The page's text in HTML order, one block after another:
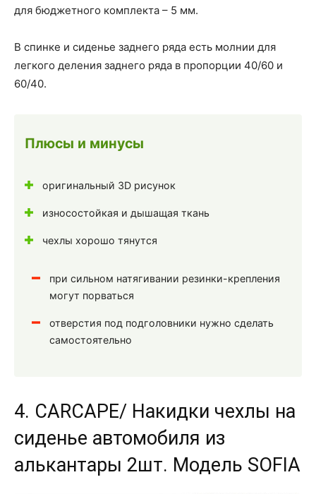
для бюджетного комплекта – 5 мм.
В спинке и сиденье заднего ряда есть молнии для
легкого деления заднего ряда в пропорции 40/60 и
60/40.
Плюсы и минусы
оригинальный 3D рисунок
износостойкая и дышащая ткань
чехлы хорошо тянутся
при сильном натягивании резинки-крепления
могут порваться
отверстия под подголовники нужно сделать
самостоятельно
4. CARCAPE/ Накидки чехлы на
сиденье автомобиля из
алькантары 2шт. Модель SOFIA